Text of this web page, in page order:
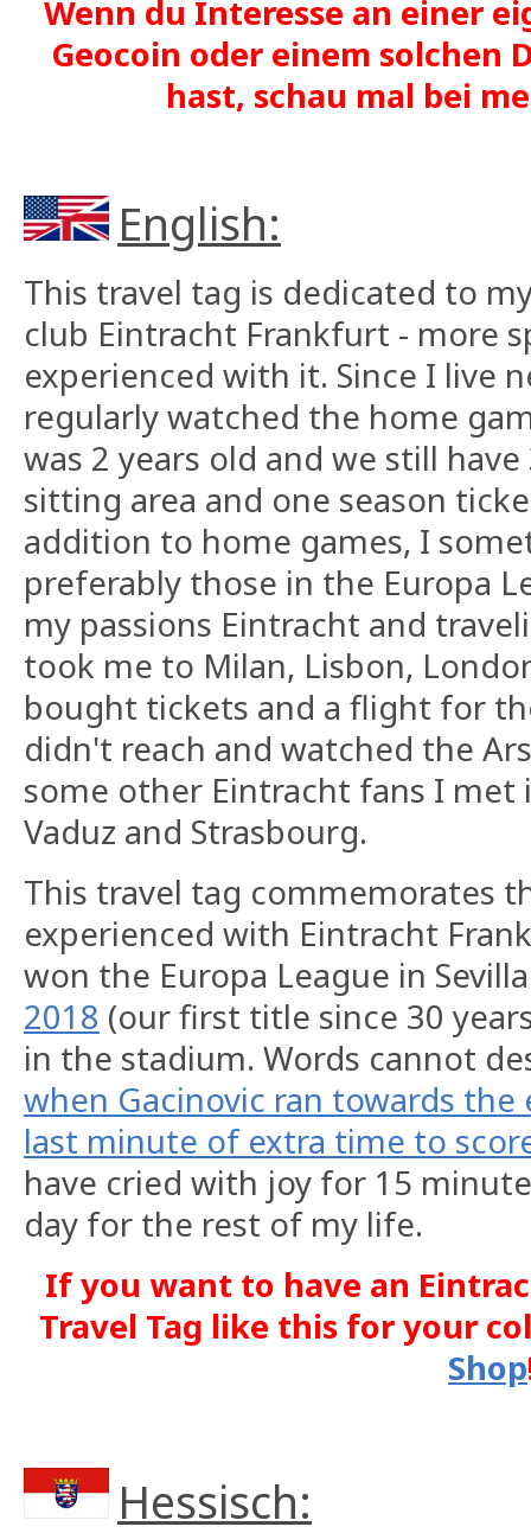
Wenn du Interesse an einer
Geocoin oder einem solchen
hast, schau mal bei
English:
This travel tag is dedicated to
club Eintracht Frankfurt - more
experienced with it. Since I live
regularly watched the home
was 2 years old and we still
sitting area and one season
addition to home games, I
preferably those in the Europa
my passions Eintracht and
took me to Milan, Lisbon,
bought tickets and a flight for
didn't reach and watched the
some other Eintracht fans I met
Vaduz and Strasbourg.
This travel tag commemorates
experienced with Eintracht
won the Europa League in
2018 (our first title since 30
in the stadium. Words cannot
when Gacinovic ran towards
last minute of extra time to
have cried with joy for 15
day for the rest of my life.
If you want to have an
Travel Tag like this for your
Shop
Hessisch: